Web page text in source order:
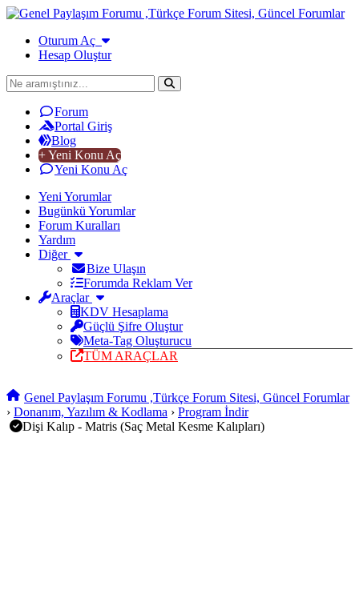
Oturum Aç
Hesap Oluştur
Forum
Portal Giriş
Blog
+ Yeni Konu Aç
Yeni Konu Aç
Yeni Yorumlar
Bugünkü Yorumlar
Forum Kuralları
Yardım
Diğer
Bize Ulaşın
Forumda Reklam Ver
Araçlar
KDV Hesaplama
Güçlü Şifre Oluştur
Meta-Tag Oluşturucu
TÜM ARAÇLAR
Genel Paylaşım Forumu ,Türkçe Forum Sitesi, Güncel Forumlar
› Donanım, Yazılım & Kodlama › Program İndir
Dişi Kalıp - Matris (Saç Metal Kesme Kalıpları)